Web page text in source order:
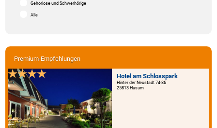
Premium-Empfehlungen
Hotel am Schlosspark
Hinter der Neustadt 74-86
25813 Husum
Gehörlose und Schwerhörige
Alle